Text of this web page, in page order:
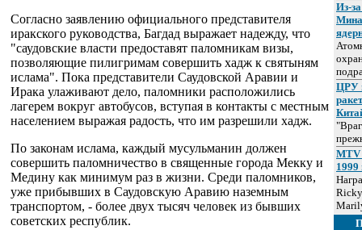
Согласно заявлению официального представителя
иракского руководства, Багдад выражает надежду, что
"саудовские власти предоставят паломникам визы,
позволяющие пилигримам совершить хадж к святыням
ислама". Пока представители Саудовской Аравии и
Ирака улаживают дело, паломники расположились
лагерем вокруг автобусов, вступая в контакты с местным
населением выражая радость, что им разрешили хадж.
По законам ислама, каждый мусульманин должен
совершить паломничество в священные города Мекку и
Медину как минимум раз в жизни. Среди паломников,
уже прибывших в Саудовскую Аравию наземным
транспортом, - более двух тысяч человек из бывших
советских республик.
Из-
ЦРУ
MTV
1999